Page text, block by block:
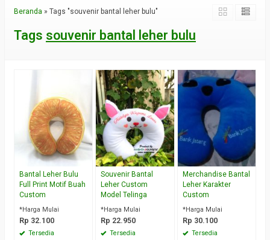
Beranda » Tags "souvenir bantal leher bulu"
Tags souvenir bantal leher bulu
Bantal Leher Bulu
Full Print Motif Buah
Custom
*Harga Mulai
Rp 32.100
Tersedia
Souvenir Bantal
Leher Custom
Model Telinga
*Harga Mulai
Rp 22.950
Tersedia
Merchandise Bantal
Leher Karakter
Custom
*Harga Mulai
Rp 30.100
Tersedia